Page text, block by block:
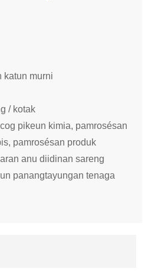
katun murni
/ kotak
pikeun kimia, pamrosésan
pamrosésan produk
anu diidinan sareng
panangtayungan tenaga